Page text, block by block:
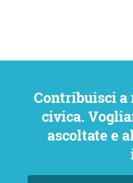
Contribuisci a rafforzare la partecipazione
civica.
ascoltate e